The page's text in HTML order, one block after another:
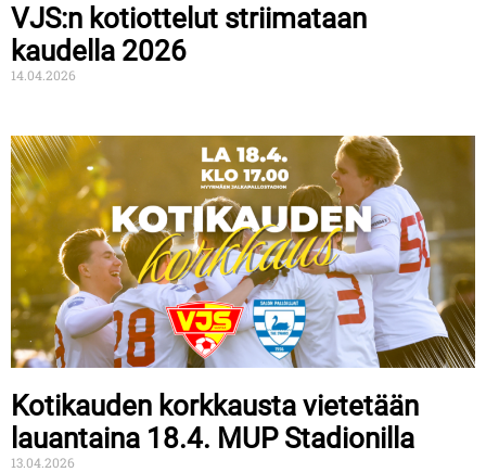
VJS:n kotiottelut striimataan
kaudella 2026
14.04.2026
Kotikauden korkkausta vietetään
lauantaina 18.4. MUP Stadionilla
13.04.2026